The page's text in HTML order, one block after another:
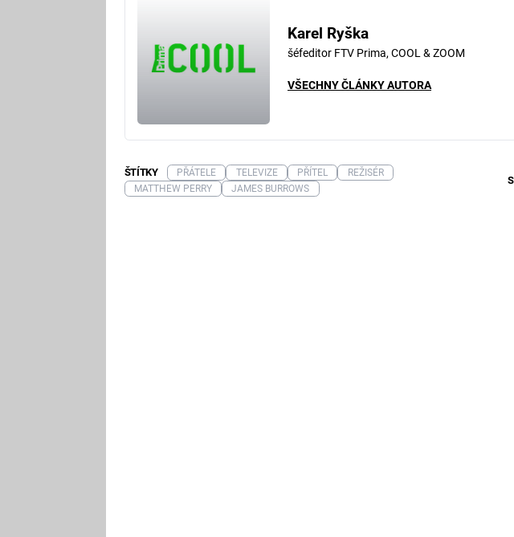
Karel Ryška
šéfeditor FTV Prima, COOL & ZOOM
VŠECHNY ČLÁNKY AUTORA
ŠTÍTKY PŘÁTELE TELEVIZE PŘÍTEL
REŽISÉR
MATTHEW PERRY
JAMES BURROWS